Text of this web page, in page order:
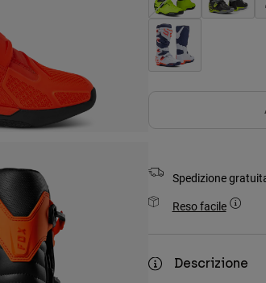
Spedizione
Reso facile
Descrizione